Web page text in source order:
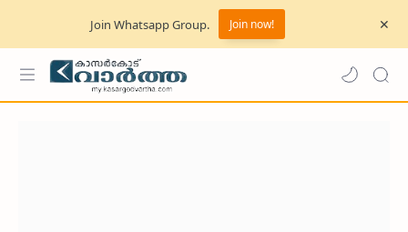
Join Whatsapp Group. Join now!